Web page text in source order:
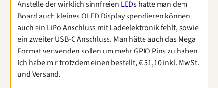
Anstelle der wirklich sinnfreien LEDs hatte man dem
Board auch kleines OLED Display spendieren können.
auch ein LiPo Anschluss mit Ladeelektronik fehlt, sowie
ein zweiter USB-C Anschluss. Man hätte auch das Mega
Format verwenden sollen um mehr GPIO Pins zu haben.
Ich habe mir trotzdem einen bestellt, € 51,10 inkl. MwSt.
und Versand.